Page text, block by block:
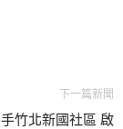
下一篇新聞
竹北新國社區 啟